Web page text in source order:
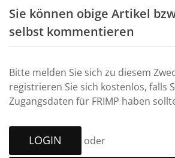
Sie können obige Artikel
selbst kommentieren
Bitte melden Sie sich zu diesem
registrieren Sie sich kostenlos, falls
Zugangsdaten für FRIMP haben
LOGIN oder